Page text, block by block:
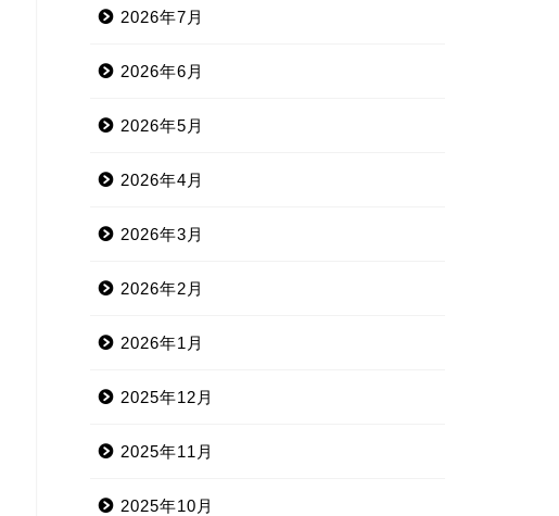
2026年7月
2026年6月
2026年5月
2026年4月
2026年3月
2026年2月
2026年1月
2025年12月
2025年11月
2025年10月